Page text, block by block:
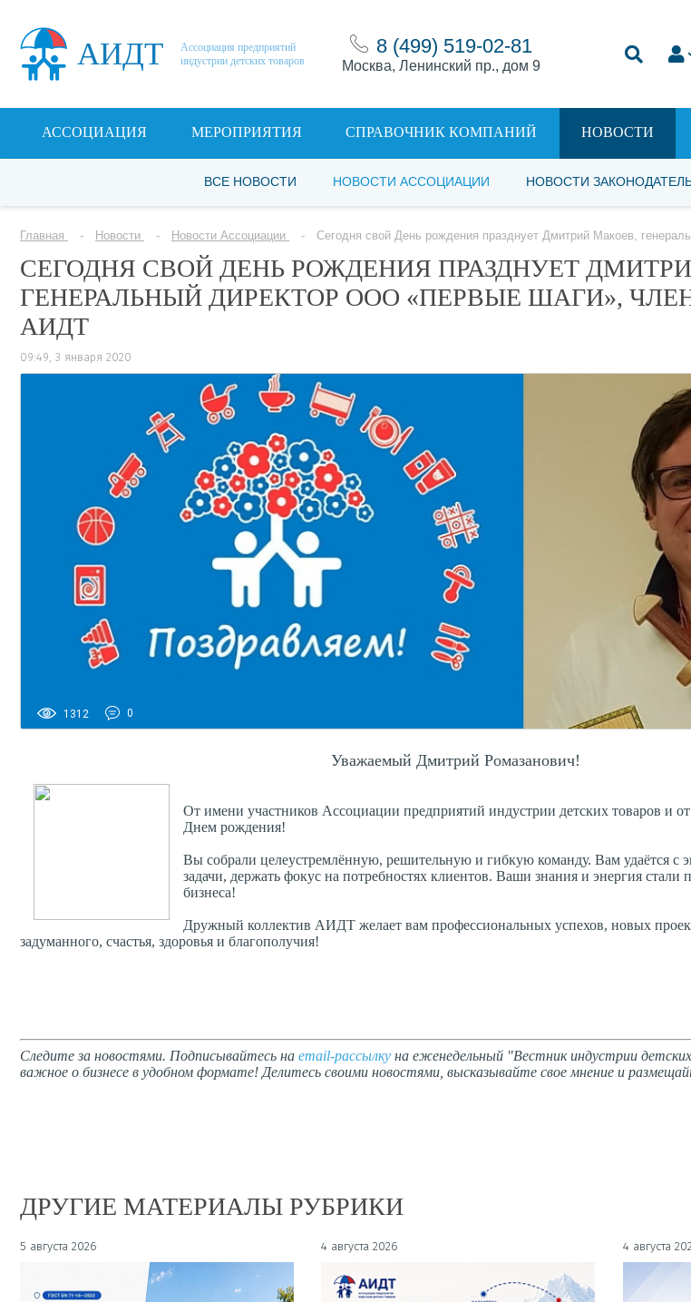
АИДТ
Ассоциация предприятий
индустрии детских товаров
8 (499) 519-02-81
Москва, Ленинский пр., дом 9
АССОЦИАЦИЯ МЕРОПРИЯТИЯ СПРАВОЧНИК КОМПАНИЙ НОВОСТИ
ВСЕ НОВОСТИ НОВОСТИ АССОЦИАЦИИ НОВОСТИ
Главная Новости Новости Ассоциации Сегодня свой День рождения празднует Дмитрий Макоев,
СЕГОДНЯ СВОЙ ДЕНЬ РОЖДЕНИЯ ПРАЗДНУЕТ
ГЕНЕРАЛЬНЫЙ ДИРЕКТОР ООО «ПЕРВЫЕ ШАГИ»,
АИДТ
09:49, 3 января 2020
1312 0
Уважаемый Дмитрий Ромазанович!
От имени участников Ассоциации предприятий индустрии детских товаров и
Днем рождения!
Вы собрали целеустремлённую, решительную и гибкую команду. Вам удаётся с
задачи, держать фокус на потребностях клиентов. Ваши знания и энергия стали
бизнеса!
Дружный коллектив АИДТ желает вам профессиональных успехов, новых
задуманного, счастья, здоровья и благополучия!
Следите за новостями. Подписывайтесь на email-рассылку на еженедельный "Вестник индустрии
важное о бизнесе в удобном формате! Делитесь своими новостями, высказывайте свое мнение и
ДРУГИЕ МАТЕРИАЛЫ РУБРИКИ
5 августа 2026 4 августа 2026 4 августа